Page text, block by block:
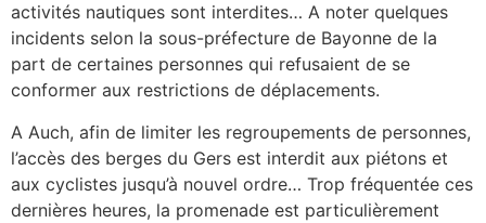
activités nautiques sont interdites… A noter quelques
incidents selon la sous-préfecture de Bayonne de la
part de certaines personnes qui refusaient de se
conformer aux restrictions de déplacements.
A Auch, afin de limiter les regroupements de personnes,
l’accès des berges du Gers est interdit aux piétons et
aux cyclistes jusqu’à nouvel ordre… Trop fréquentée ces
dernières heures, la promenade est particulièrement